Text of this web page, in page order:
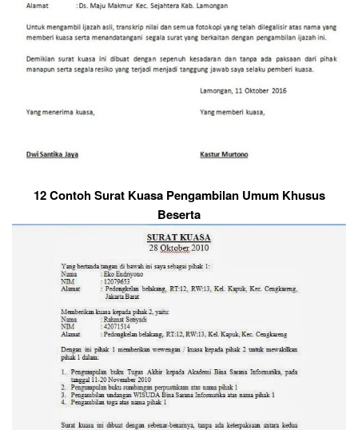
12 Contoh Surat Kuasa Pengambilan Umum Khusus
Beserta